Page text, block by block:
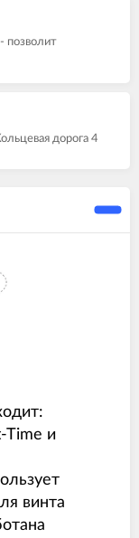
позволит
дорога 4
Time и
винта